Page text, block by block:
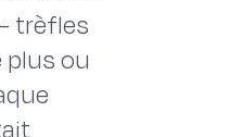
trèfles
ou